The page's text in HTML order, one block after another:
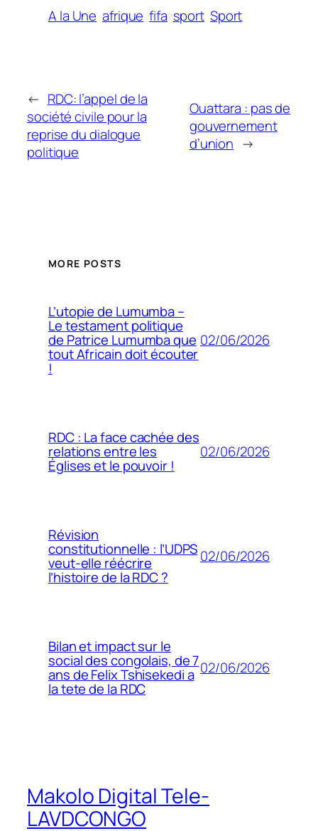
A la Une afrique fifa sport Sport
← RDC: l’appel de la
société civile pour la
reprise du dialogue
politique
Ouattara : pas de
gouvernement
d’union →
MORE POSTS
L’utopie de Lumumba –
Le testament politique
de Patrice Lumumba que
tout Africain doit écouter
!
02/06/2026
RDC : La face cachée des
relations entre les
Églises et le pouvoir !
02/06/2026
Révision
constitutionnelle : l’UDPS
veut-elle réécrire
l’histoire de la RDC ?
02/06/2026
Bilan et impact sur le
social des congolais, de 7
ans de Felix Tshisekedi a
la tete de la RDC
02/06/2026
Makolo Digital Tele-
LAVDCONGO